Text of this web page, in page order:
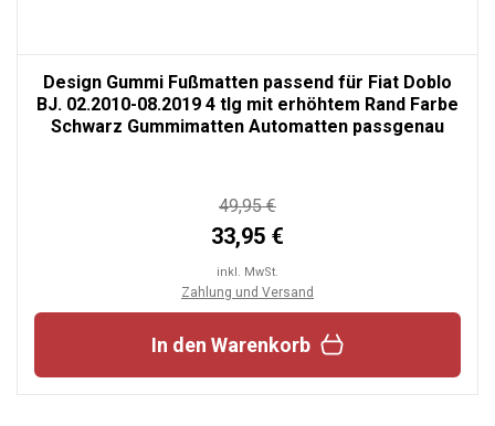
Design Gummi Fußmatten passend für Fiat Doblo
BJ. 02.2010-08.2019 4 tlg mit erhöhtem Rand Farbe
Schwarz Gummimatten Automatten passgenau
49,95 €
33,95 €
inkl. MwSt.
Zahlung und Versand
In den Warenkorb